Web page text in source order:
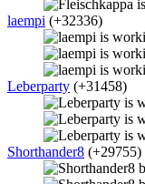
laempi (+32336)
Leberparty (+31458)
Shorthander8 (+29755)